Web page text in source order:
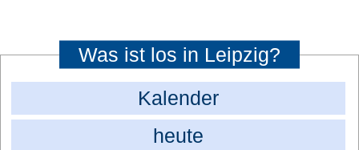
Was ist los in Leipzig?
Kalender
heute